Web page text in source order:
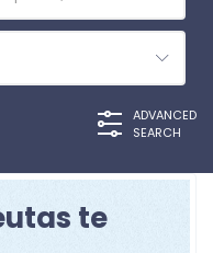
ADVANCED
SEARCH
te